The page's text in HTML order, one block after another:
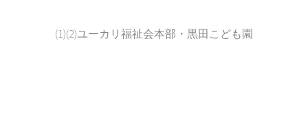
(1)(2)ユーカリ福祉会本部・黒田こども園